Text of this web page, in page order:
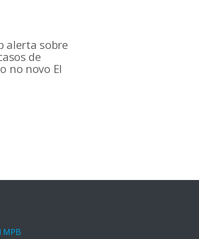
alerta sobre
de
no novo El
MPB